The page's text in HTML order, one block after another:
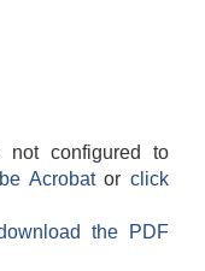
not configured to
Acrobatorclick
the PDF